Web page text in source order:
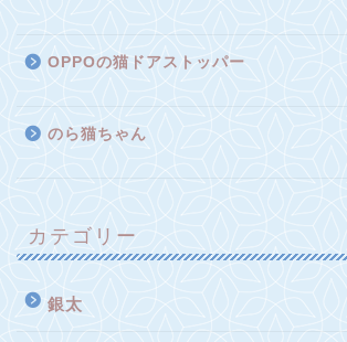
OPPOの猫ドアストッパー
のら猫ちゃん
カテゴリー
銀太